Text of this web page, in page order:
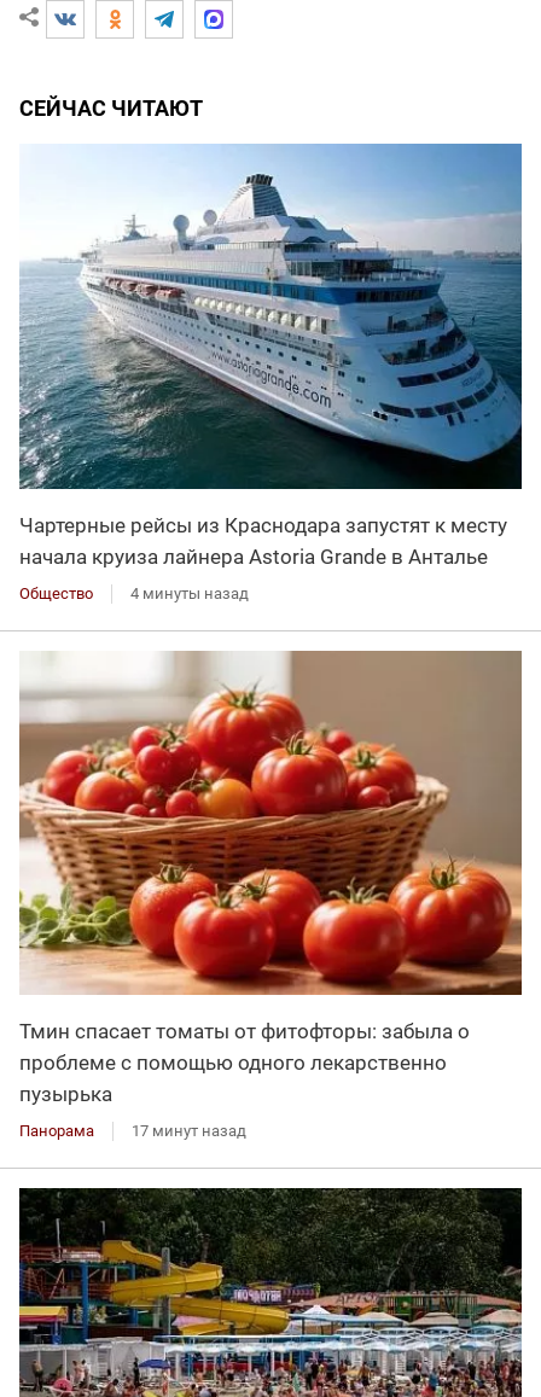
СЕЙЧАС ЧИТАЮТ
Чартерные рейсы из Краснодара запустят к месту
начала круиза лайнера Astoria Grande в Анталье
Общество 4 минуты назад
Тмин спасает томаты от фитофторы: забыла о
проблеме с помощью одного лекарственно
пузырька
Панорама 17 минут назад